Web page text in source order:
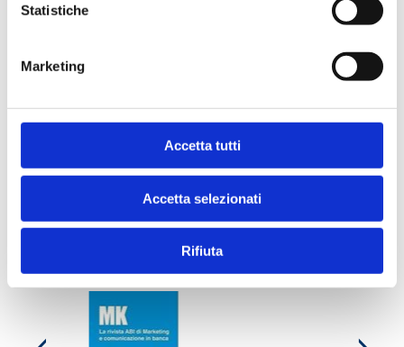
Statistiche
Marketing
Accetta tutti
Accetta selezionati
Rifiuta
euro.
Ti potrebbe interessare anche